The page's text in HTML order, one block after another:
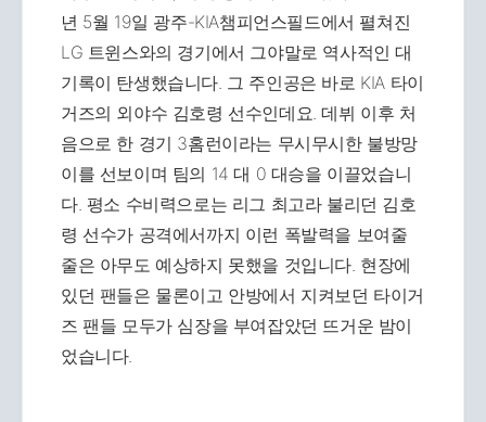
년 5월 19일 광주-KIA챔피언스필드에서 펼쳐진
LG 트윈스와의 경기에서 그야말로 역사적인 대
기록이 탄생했습니다. 그 주인공은 바로 KIA 타이
거즈의 외야수 김호령 선수인데요. 데뷔 이후 처
음으로 한 경기 3홈런이라는 무시무시한 불방망
이를 선보이며 팀의 14 대 0 대승을 이끌었습니
다. 평소 수비력으로는 리그 최고라 불리던 김호
령 선수가 공격에서까지 이런 폭발력을 보여줄
줄은 아무도 예상하지 못했을 것입니다. 현장에
있던 팬들은 물론이고 안방에서 지켜보던 타이거
즈 팬들 모두가 심장을 부여잡았던 뜨거운 밤이
었습니다.